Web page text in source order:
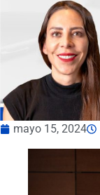
mayo 15, 2024